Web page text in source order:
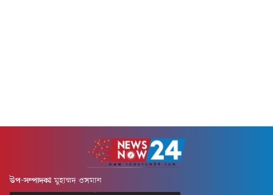
উপ-সম্পাদকঃ মুহাম্মদ ওসমান